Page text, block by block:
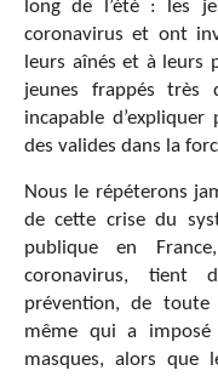
long de l’été : les
coronavirus et ont
leurs aînés et à leurs
jeunes frappés très
incapable
des valides dans la
Nous le répéterons
de cette crise du
publique en
coronavirus, tient
prévention, de toute
même qui a imposé
masques, alors que